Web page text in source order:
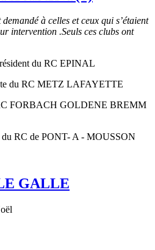
à celles et ceux qui s’étaient
intervention .Seuls ces clubs ont
du RC EPINAL
du RC METZ LAFAYETTE
FORBACH GOLDENE BREMM
du RC de PONT- A - MOUSSON
GALLE